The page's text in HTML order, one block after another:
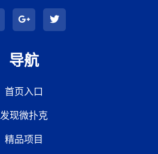
导航
首页入口
发现微扑克
精品项目